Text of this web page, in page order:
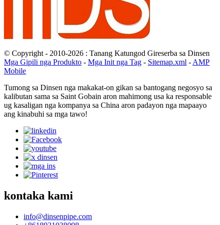
© Copyright - 2010-2026 : Tanang Katungod Gireserba sa Dinsen
Mga Gipili nga Produkto - Mga Init nga Tag - Sitemap.xml - AMP
Mobile
Tumong sa Dinsen nga makakat-on gikan sa bantogang negosyo sa
kalibutan sama sa Saint Gobain aron mahimong usa ka responsable
ug kasaligan nga kompanya sa China aron padayon nga mapaayo
ang kinabuhi sa mga tawo!
kontaka kami
info@dinsenpipe.com